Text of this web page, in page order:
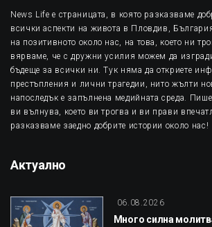
News Life е страницата, в която разказваме
всички аспекти на живота в Пловдив,
на позитивното около нас, на това, което ни
вярваме, че с дружни усилия можем да
бъдеще за всички ни. Тук няма да откриете
престъпления и лични трагедии, нито жълти
напоследък е запълнена медийната среда.
ви вълнува, което ви трогва и ви прави
разказваме заедно добрите истории около нас!
Актуално
06.08.2026
Много силна